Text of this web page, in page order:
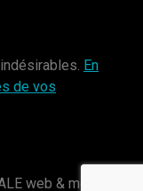
En
de vos
web & mobile